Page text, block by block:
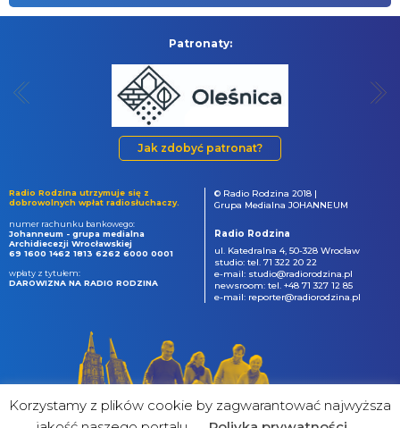
Patronaty:
Jak zdobyć patronat?
Radio Rodzina utrzymuje się z
dobrowolnych wpłat radiosłuchaczy.
numer rachunku bankowego:
Johanneum - grupa medialna
Archidiecezji Wrocławskiej
69 1600 1462 1813 6262 6000 0001
wpłaty z tytułem:
DAROWIZNA NA RADIO RODZINA
© Radio Rodzina 2018 |
Grupa Medialna JOHANNEUM
Radio Rodzina
ul. Katedralna 4, 50-328 Wrocław
studio: tel. 71 322 20 22
e-mail: studio@radiorodzina.pl
newsroom: tel. +48 71 327 12 85
e-mail: reporter@radiorodzina.pl
Korzystamy z plików cookie by zagwarantować najwyższa